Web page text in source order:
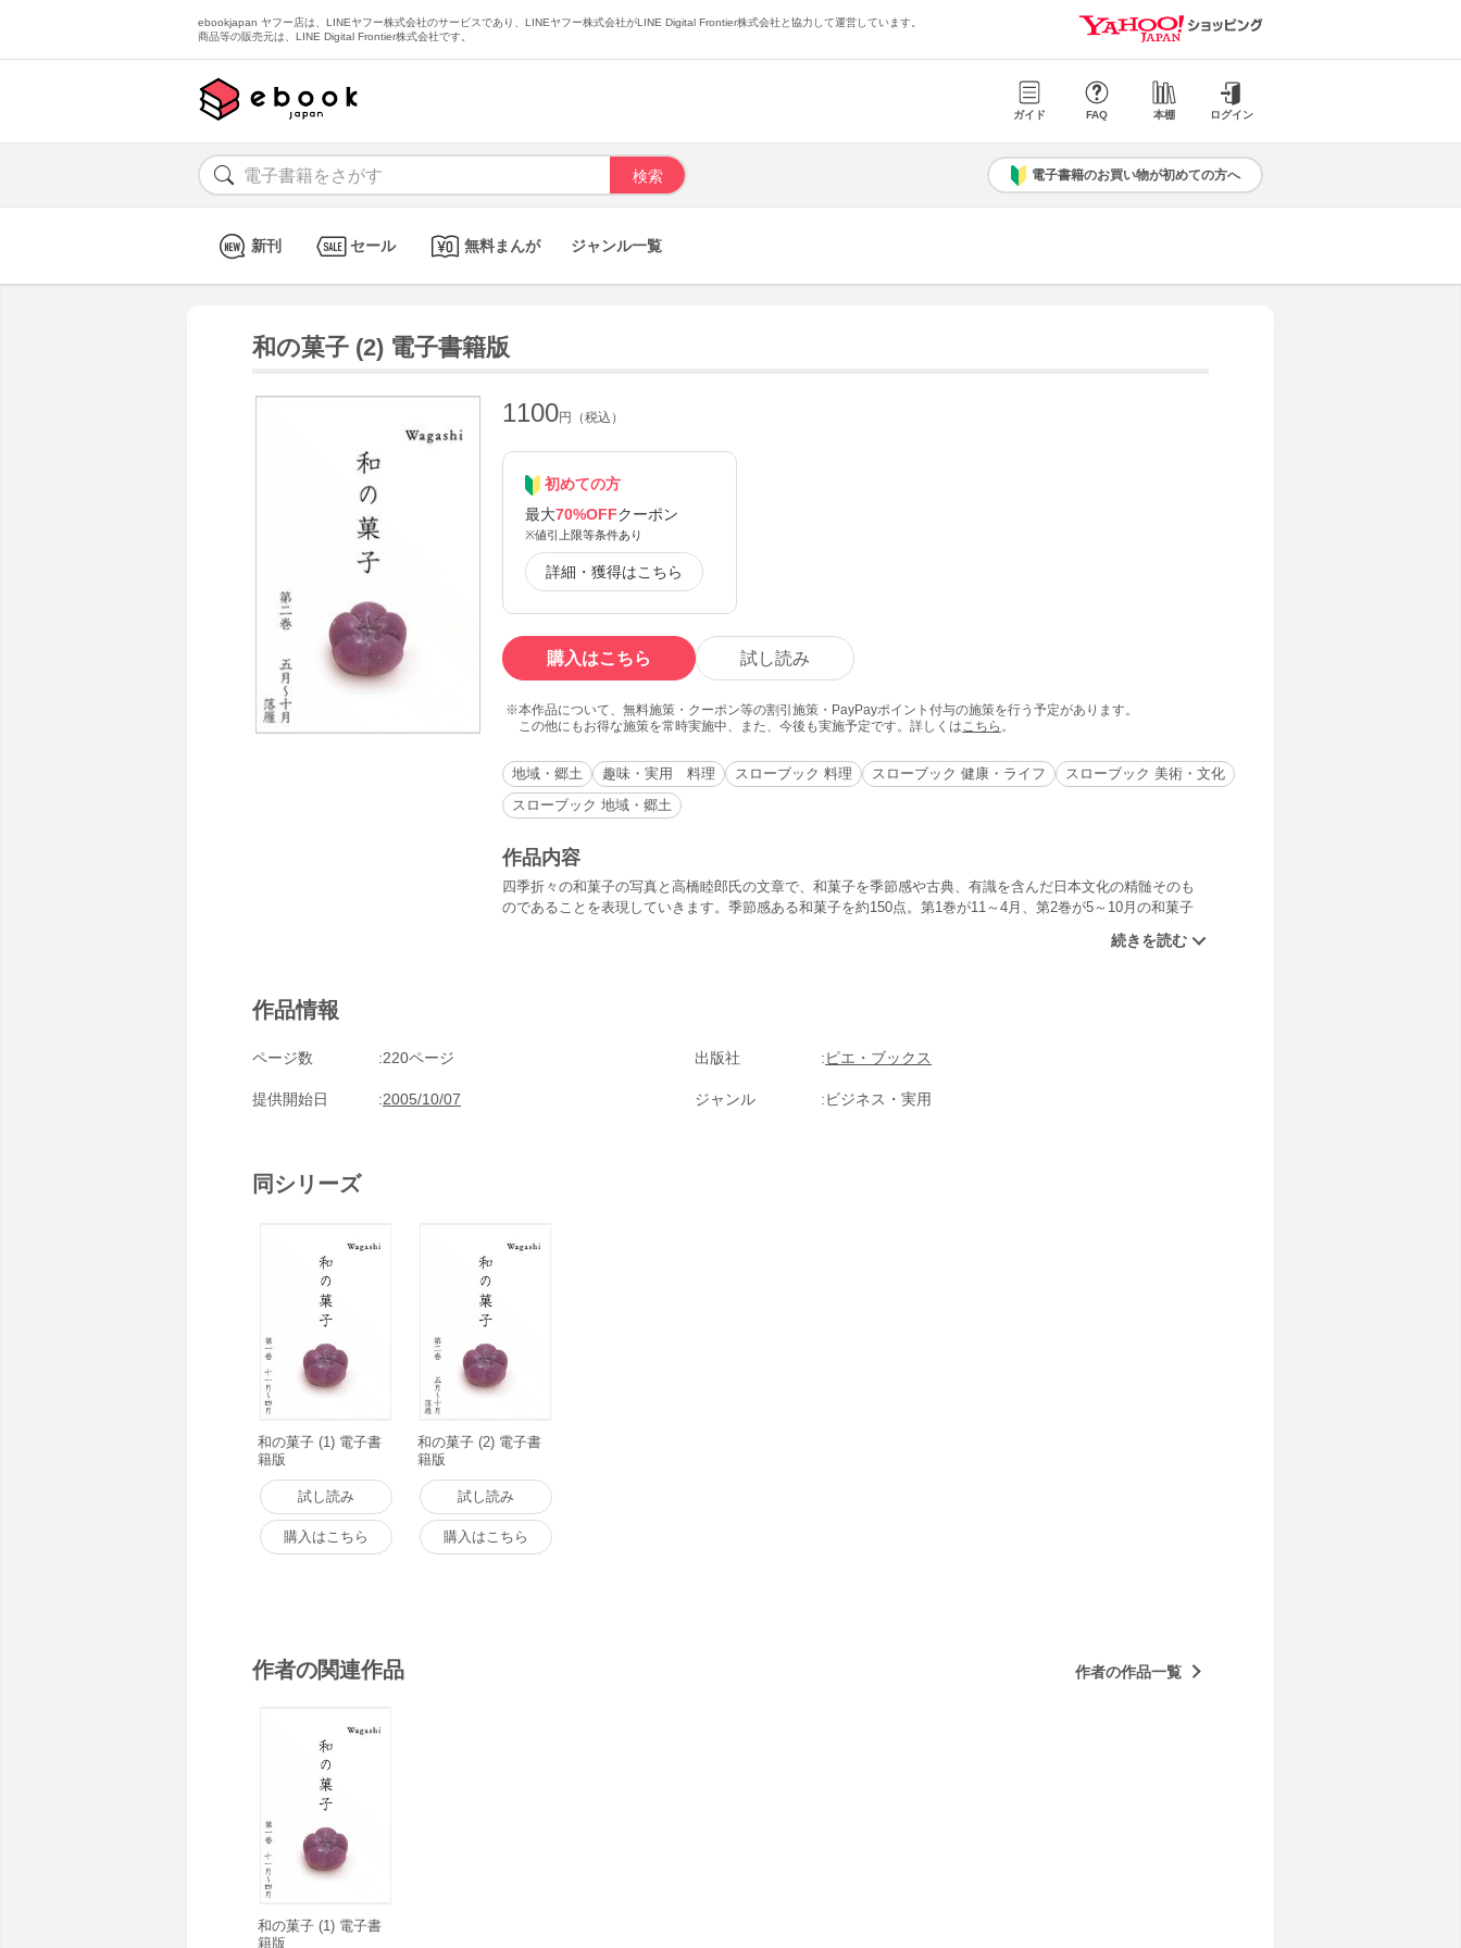
ebookjapan ヤフー店は、LINEヤフー株式会社のサービスであり、LINEヤフー株式会社がLINE Digital Frontier株式会社と協力して運営しています。
商品等の販売元は、LINE Digital Frontier株式会社です。
ガイド FAQ 本棚 ログイン
電子書籍のお買い物が初めての方へ
新刊 セール 無料まんが ジャンル一覧
和の菓子 (2) 電子書籍版
1100円（税込）
初めての方
最大70%OFFクーポン
※値引上限等条件あり
詳細・獲得はこちら
購入はこちら 試し読み
本作品について、無料施策・クーポン等の割引施策・PayPayポイント付与の施策を行う予定があります。
この他にもお得な施策を常時実施中、また、今後も実施予定です。詳しくは こちら 。
地域・郷土 趣味・実用 料理 スローブック 料理 スローブック 健康・ライフ
スローブック 美術・文化
スローブック 地域・郷土
作品内容
四季折々の和菓子の写真と高橋睦郎氏の文章で、和菓子を季節感や古典、有識を含んだ日本文化の精髄そのも
のであることを表現していきます。季節感ある和菓子を約150点。第1巻が11～4月、第2巻が5～10月の和菓子
つくりだす美しい数々の和菓子に酔いしれてください。併せて、和菓子の見本帳、絵巻、工具も紹介します。
作品情報
ページ数 220ページ 出版社 ピエ・ブックス
提供開始日 2005/10/07 ジャンル ビジネス・実用
同シリーズ
和の菓子 (1) 電子書
籍版
試し読み
購入はこちら
和の菓子 (2) 電子書
籍版
試し読み
購入はこちら
作者の関連作品 作者の作品一覧
和の菓子 (1) 電子書
籍版